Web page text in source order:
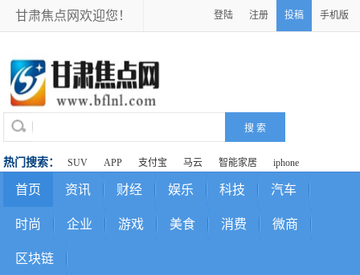
甘肃焦点网欢迎您！ 登陆 注册 投稿 手机版
热门搜索： SUV APP 支付宝 马云 智能家居 iphone
首页 资讯 财经 娱乐 科技 汽车
时尚 企业 游戏 美食 消费 微商
区块链